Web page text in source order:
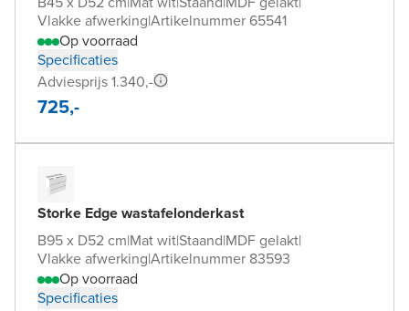
Vlakke afwerking|Artikelnummer 65541
Op voorraad
Specificaties
Adviesprijs 1.340,-
725,-
Storke Edge wastafelonderkast
B95 x D52 cm|Mat wit|Staand|MDF gelakt|
Vlakke afwerking|Artikelnummer 83593
Op voorraad
Specificaties